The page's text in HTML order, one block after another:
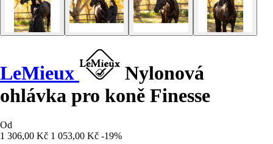
LeMieux
Nylonová
ohlávka pro koně Finesse
Od
1 306,00 Kč 1 053,00 Kč -19%